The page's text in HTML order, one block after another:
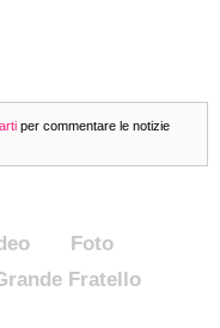
per commentare le notizie
Foto
Fratello